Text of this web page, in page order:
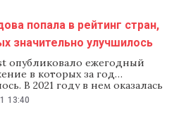
попала в рейтинг стран,
значительно улучшилось
опубликовало ежегодный
в которых за год
В 2021 году в нем оказалась
The Economist говорится, что
была центром отмывания
13:40